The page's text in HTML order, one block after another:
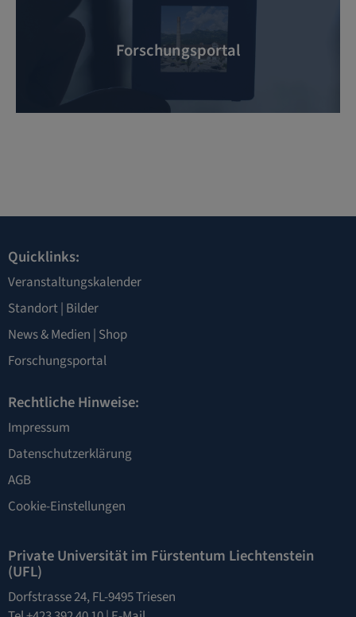
Forschungsportal
Quicklinks:
Veranstaltungskalender
Standort| Bilder
News & Medien | Shop
Forschungsportal
Rechtliche Hinweise:
Impressum
Datenschutzerklärung
AGB
Cookie-Einstellungen
Private Universität im Fürstentum Liechtenstein
(UFL)
Dorfstrasse 24, FL-9495 Triesen